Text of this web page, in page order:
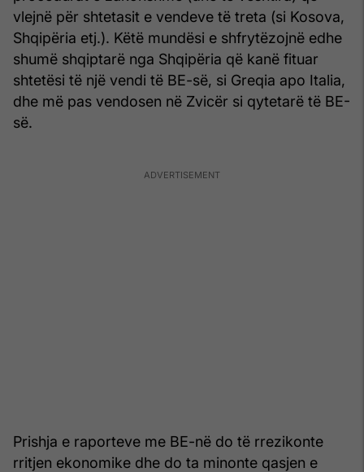
vlejnë për shtetasit e vendeve të treta (si Kosova,
Shqipëria etj.). Këtë mundësi e shfrytëzojnë edhe
shumë shqiptarë nga Shqipëria që kanë fituar
shtetësi të një vendi të BE-së, si Greqia apo Italia,
dhe më pas vendosen në Zvicër si qytetarë të BE-
së.
Prishja e raporteve me BE-në do të rrezikonte
rritjen ekonomike dhe do ta minonte qasjen e